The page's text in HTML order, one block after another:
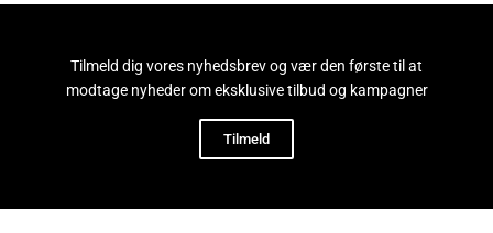
Tilmeld dig vores nyhedsbrev og vær den første til at
modtage nyheder om eksklusive tilbud og kampagner
Tilmeld